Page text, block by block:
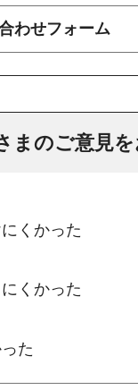
まのご意見
くかった
くかった
た